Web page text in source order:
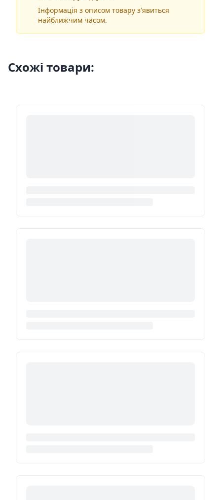
Інформація з описом товару з'явиться
найближчим часом.
Схожі товари: